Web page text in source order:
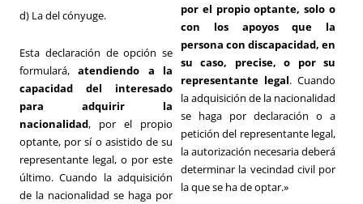
d) La del cónyuge.
Esta declaración de opción se
formulará,atendiendo a la
capacidad del interesado
para adquirir la
nacionalidad, por el propio
optante, por sí o asistido de su
representante legal, o por este
último. Cuando la adquisición
de la nacionalidad se haga por
por el propio optante, solo o
con los apoyos que la
persona con discapacidad, en
su caso, precise, o por su
representante legal. Cuando
la adquisición de la nacionalidad
se haga por declaración o a
petición del representante legal,
la autorización necesaria deberá
determinar la vecindad civil por
la que se ha de optar.»